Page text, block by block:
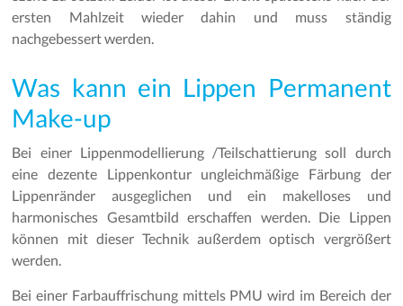
ersten Mahlzeit wieder dahin und muss ständig
nachgebessert werden.
Was kann ein Lippen Permanent
Make-up
Bei einer Lippenmodellierung /Teilschattierung soll durch
eine dezente Lippenkontur ungleichmäßige Färbung der
Lippenränder ausgeglichen und ein makelloses und
harmonisches Gesamtbild erschaffen werden. Die Lippen
können mit dieser Technik außerdem optisch vergrößert
werden.
Bei einer Farbauffrischung mittels PMU wird im Bereich der